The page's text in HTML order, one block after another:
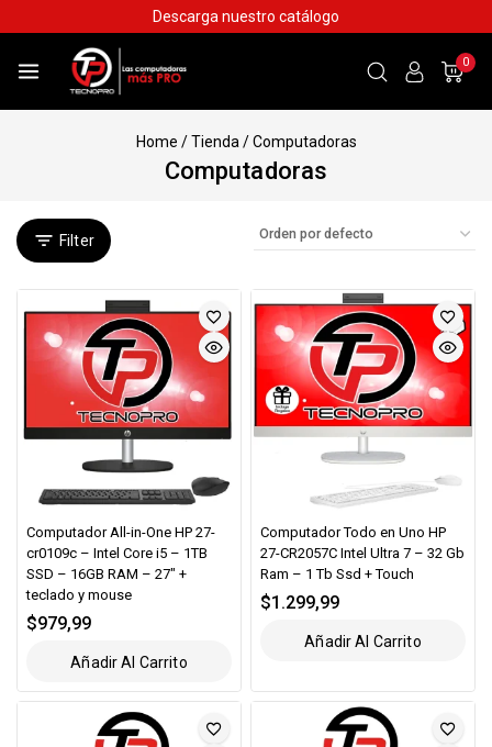
to
Descarga nuestro catálogo
0
Home / Tienda / Computadoras
Computadoras
Filter
Computador All-in-One HP 27-
cr0109c – Intel Core i5 – 1TB
SSD – 16GB RAM – 27″ +
teclado y mouse
$979,99
Añadir Al Carrito
Computador Todo en Uno HP
27-CR2057C Intel Ultra 7 – 32 Gb
Ram – 1 Tb Ssd + Touch
$1.299,99
Añadir Al Carrito